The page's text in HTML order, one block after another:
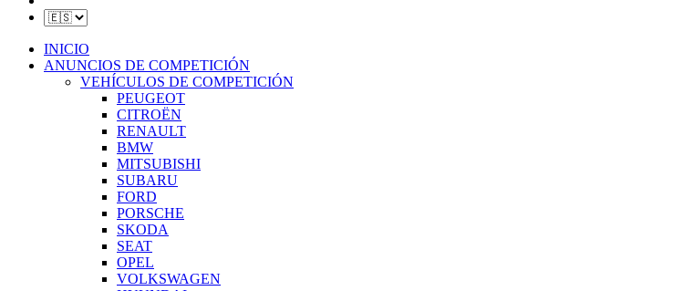
INICIO
ANUNCIOS DE COMPETICIÓN
VEHÍCULOS DE COMPETICIÓN
PEUGEOT
CITROËN
RENAULT
BMW
MITSUBISHI
SUBARU
FORD
PORSCHE
SKODA
SEAT
OPEL
VOLKSWAGEN